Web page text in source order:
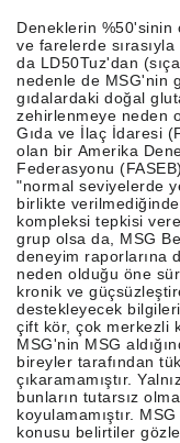
Deneklerin %50'sinin
ve farelerde sırasıyla
da LD50Tuz'dan
nedenle de MSG'nin
gıdalardaki doğal
zehirlenmeye neden
Gıda ve İlaç İdaresi
olan bir Amerika
Federasyonu
"normal seviyelerde
birlikte
kompleksi tepkisi
grup olsa da, MSG
deneyim raporlarına
neden olduğu öne
kronik ve
destekleyecek
çift kör, çok merkezli
MSG'nin MSG
bireyler tarafından
çıkaramamıştır.
bunların tutarsız
koyulamamıştır.
konusu belirtiler